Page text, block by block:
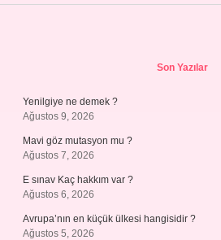
Son Yazılar
Yenilgiye ne demek ?
Ağustos 9, 2026
Mavi göz mutasyon mu ?
Ağustos 7, 2026
E sınav Kaç hakkım var ?
Ağustos 6, 2026
Avrupa’nın en küçük ülkesi hangisidir ?
Ağustos 5, 2026